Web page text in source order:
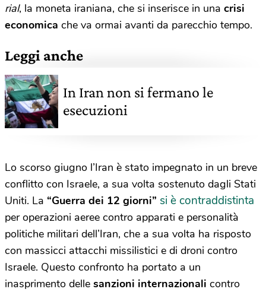
rial, la moneta iraniana, che si inserisce in una crisi
economica che va ormai avanti da parecchio tempo.
Leggi anche
In Iran non si fermano le
esecuzioni
Lo scorso giugno l’Iran è stato impegnato in un breve
conflitto con Israele, a sua volta sostenuto dagli Stati
Uniti. La “Guerra dei 12 giorni” si è contraddistinta
per operazioni aeree contro apparati e personalità
politiche militari dell’Iran, che a sua volta ha risposto
con massicci attacchi missilistici e di droni contro
Israele. Questo confronto ha portato a un
inasprimento delle sanzioni internazionali contro